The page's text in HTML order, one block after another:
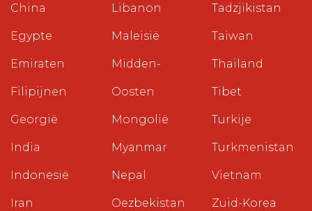
China
Egypte
Emiraten
Filipijnen
Georgië
India
Indonesië
Iran
Libanon
Maleisië
Midden-
Oosten
Mongolië
Myanmar
Nepal
Oezbekistan
Tadzjikistan
Taiwan
Thailand
Tibet
Turkije
Turkmenistan
Vietnam
Zuid-Korea